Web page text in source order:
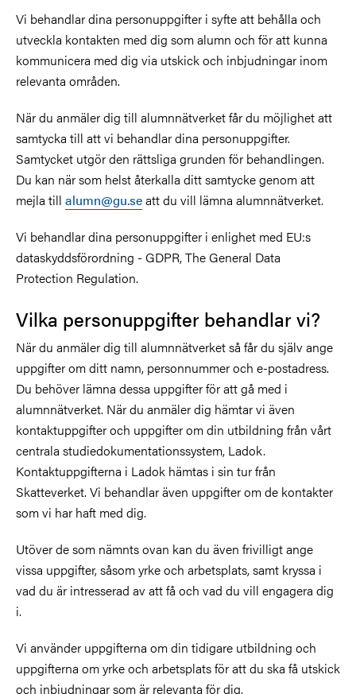
Vi behandlar dina personuppgifter i syfte att behålla och
utveckla kontakten med dig som alumn och för att kunna
kommunicera med dig via utskick och inbjudningar inom
relevanta områden.
När du anmäler dig till alumnnätverket får du möjlighet att
samtycka till att vi behandlar dina personuppgifter.
Samtycket utgör den rättsliga grunden för behandlingen.
Du kan när som helst återkalla ditt samtycke genom att
mejla till alumn@gu.seatt du vill lämna alumnnätverket.
Vi behandlar dina personuppgifter i enlighet med EU:s
dataskyddsförordning - GDPR, The General Data
Protection Regulation.
Vilka personuppgifter behandlar vi?
När du anmäler dig till alumnnätverket så får du själv ange
uppgifter om ditt namn, personnummer och e-postadress.
Du behöver lämna dessa uppgifter för att gå med i
alumnnätverket. När du anmäler dig hämtar vi även
kontaktuppgifter och uppgifter om din utbildning från vårt
centrala studiedokumentationssystem, Ladok.
Kontaktuppgifterna i Ladok hämtas i sin tur från
Skatteverket. Vi behandlar även uppgifter om de kontakter
som vi har haft med dig.
Utöver de som nämnts ovan kan du även frivilligt ange
vissa uppgifter, såsom yrke och arbetsplats, samt kryssa i
vad du är intresserad av att få och vad du vill engagera dig
i.
Vi använder uppgifterna om din tidigare utbildning och
uppgifterna om yrke och arbetsplats för att du ska få utskick
och inbjudningar som är relevanta för dig.